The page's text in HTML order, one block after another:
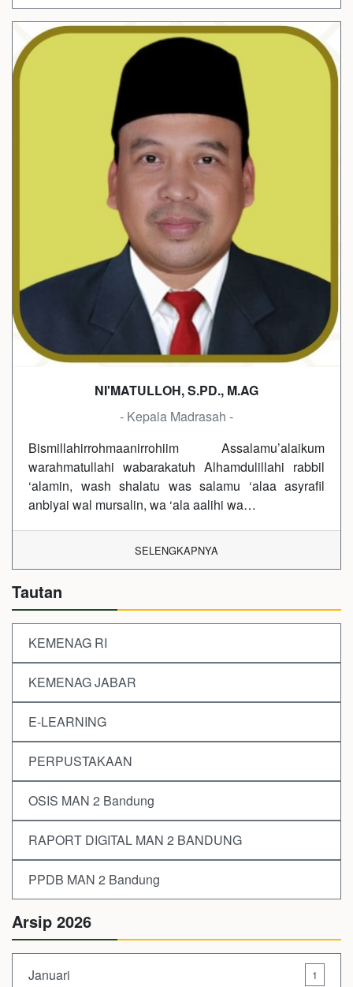
NI'MATULLOH, S.PD., M.AG
- Kepala Madrasah -
Bismillahirrohmaanirrohiim Assalamu’alaikum
warahmatullahi wabarakatuh Alhamdulillahi rabbil
‘alamin, wash shalatu was salamu ‘alaa asyrafil
anbiyai wal mursalin, wa ‘ala aalihi wa…
SELENGKAPNYA
Tautan
KEMENAG RI
KEMENAG JABAR
E-LEARNING
PERPUSTAKAAN
OSIS MAN 2 Bandung
RAPORT DIGITAL MAN 2 BANDUNG
PPDB MAN 2 Bandung
Arsip 2026
Januari 1